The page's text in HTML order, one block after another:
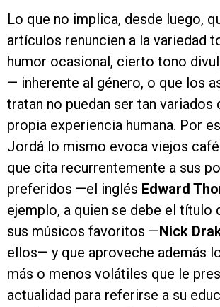
Lo que no implica, desde luego,
artículos renuncien a la variedad
humor ocasional, cierto tono
— inherente al género, o que los
tratan no puedan ser tan
propia experiencia humana. Por
Jordá lo mismo evoca viejos
que cita recurrentemente a sus
preferidos —el inglés Edward
ejemplo, a quien se debe el título
sus músicos favoritos —Nick
ellos— y que aproveche además
más o menos volátiles que le
actualidad para referirse a su